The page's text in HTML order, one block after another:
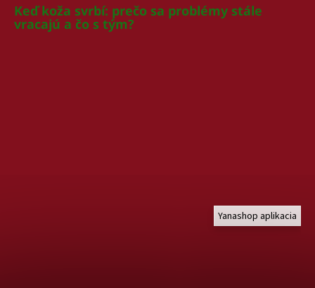
Keď koža svrbí: prečo sa problémy stále
vracajú a čo s tým?
Yanashop aplikacia